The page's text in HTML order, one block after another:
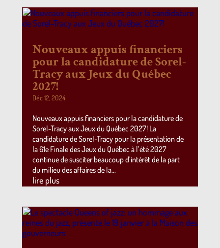
Nouveaux appuis financiers
pour la candidature de Sorel-
Tracy aux Jeux du Québec
2027!
Déc 12, 2024
Nouveaux appuis financiers pour la candidature de
Sorel-Tracy aux Jeux du Québec 2027! La
candidature de Sorel-Tracy pour la présentation de
la 61e Finale des Jeux du Québec à l’été 2027
continue de susciter beaucoup d’intérêt de la part
du milieu des affaires de la...
lire plus